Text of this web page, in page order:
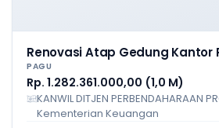
Renovasi Atap Gedung Kantor
PAGU
Rp. 1.282.361.000,00 (1,0 M)
KANWIL DITJEN PERBENDAHARAAN
Kementerian Keuangan